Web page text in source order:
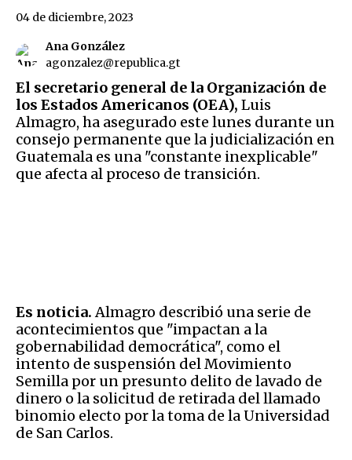
Ana González
agonzalez@republica.gt
04 de diciembre, 2023
El secretario general de la Organización de
los Estados Americanos (OEA), Luis
Almagro, ha asegurado este lunes durante un
consejo permanente que la judicialización en
Guatemala es una "constante inexplicable"
que afecta al proceso de transición.
Es noticia.Almagro describió una serie de
acontecimientos que "impactan a la
gobernabilidad democrática", como el
intento de suspensión del Movimiento
Semilla por un presunto delito de lavado de
dinero o la solicitud de retirada del llamado
binomio electo por la toma de la Universidad
de San Carlos.